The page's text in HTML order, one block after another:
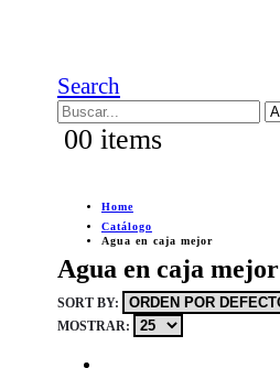
Search
00 items
Home
Catálogo
Agua en caja mejor
Agua en caja mejor
SORT BY:
MOSTRAR: